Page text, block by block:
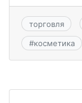
торговля
#косметика